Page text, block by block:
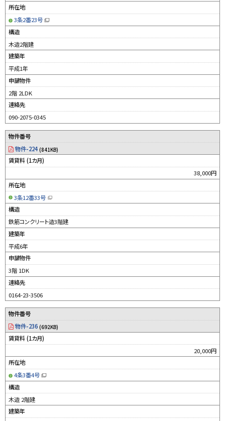
所在地
3条2番23号
（
規
ン
ウ
開
ま
）
構造
木造2階建
建築年
平成1年
申請物件
2階 2LDK
連絡先
090-2075-0345
物件番号
物件-224 (841KB)
賃貸料 (1カ月)
38,000円
所在地
3条12番33号
（
規
ウ
ィ
ン
ウ
開
ま
）
構造
鉄筋コンクリート造3階建
建築年
平成6年
申請物件
3階 1DK
連絡先
0164-23-3506
物件番号
物件-236 (692KB)
賃貸料 (1カ月)
20,000円
所在地
4条3番4号
（
規
ン
ウ
構造
木造 2階建
建築年